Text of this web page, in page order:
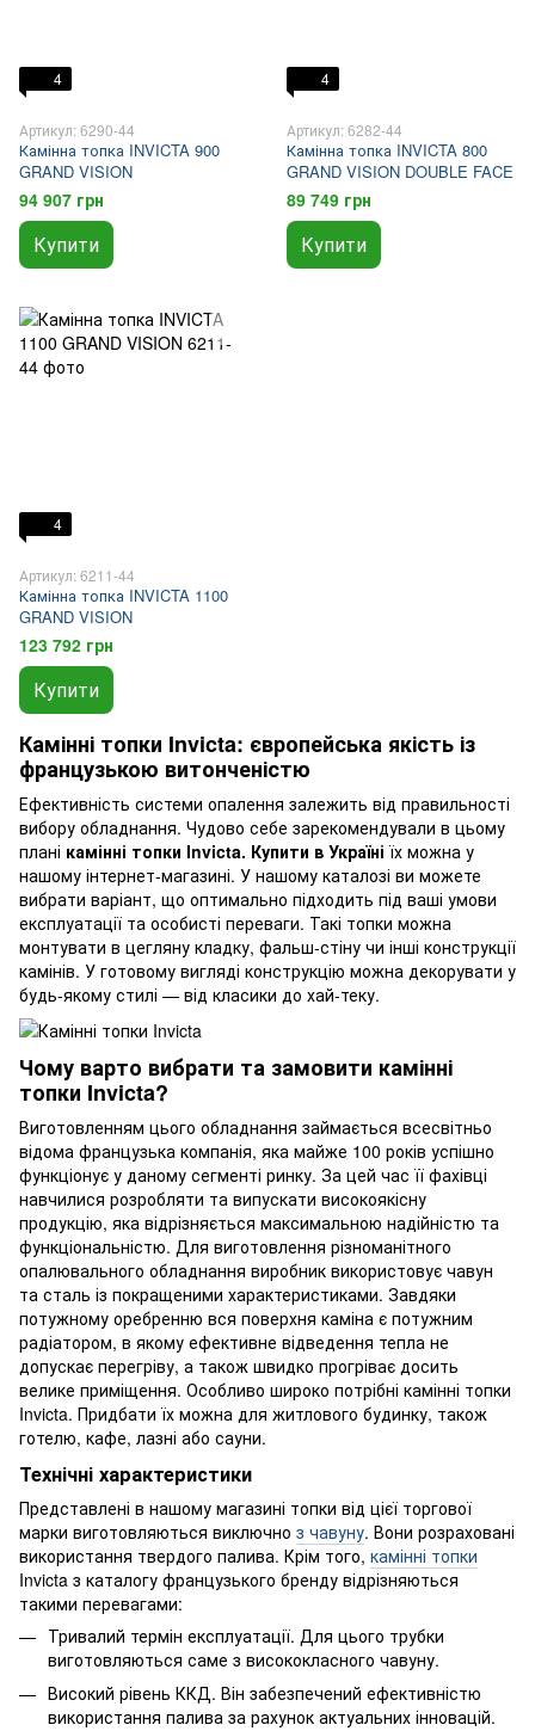
4
Артикул: 6290-44
Камінна топка INVICTA 900
GRAND VISION
94 907 грн
Купити
4
Артикул: 6282-44
Камінна топка INVICTA 800
GRAND VISION DOUBLE FACE
89 749 грн
Купити
4
Артикул: 6211-44
Камінна топка INVICTA 1100
GRAND VISION
123 792 грн
Купити
Камінні топки Invicta: європейська якість із
французькою витонченістю
Ефективність системи опалення залежить від правильності
вибору обладнання. Чудово себе зарекомендували в цьому
плані камінні топки Invicta. Купити в Україні їх можна у
нашому інтернет-магазині. У нашому каталозі ви можете
вибрати варіант, що оптимально підходить під ваші умови
експлуатації та особисті переваги. Такі топки можна
монтувати в цегляну кладку, фальш-стіну чи інші конструкції
камінів. У готовому вигляді конструкцію можна декорувати у
будь-якому стилі — від класики до хай-теку.
Чому варто вибрати та замовити камінні
топки Invicta?
Виготовленням цього обладнання займається всесвітньо
відома французька компанія, яка майже 100 років успішно
функціонує у даному сегменті ринку. За цей час її фахівці
навчилися розробляти та випускати високоякісну
продукцію, яка відрізняється максимальною надійністю та
функціональністю. Для виготовлення різноманітного
опалювального обладнання виробник використовує чавун
та сталь із покращеними характеристиками. Завдяки
потужному оребренню вся поверхня каміна є потужним
радіатором, в якому ефективне відведення тепла не
допускає перегріву, а також швидко прогріває досить
велике приміщення. Особливо широко потрібні камінні топки
Invicta. Придбати їх можна для житлового будинку, також
готелю, кафе, лазні або сауни.
Технічні характеристики
Представлені в нашому магазині топки від цієї торгової
марки виготовляються виключно з чавуну. Вони розраховані
використання твердого палива. Крім того, камінні топки
Invicta з каталогу французького бренду відрізняються
такими перевагами:
Тривалий термін експлуатації. Для цього трубки
виготовляються саме з висококласного чавуну.
Високий рівень ККД. Він забезпечений ефективністю
використання палива за рахунок актуальних інновацій.